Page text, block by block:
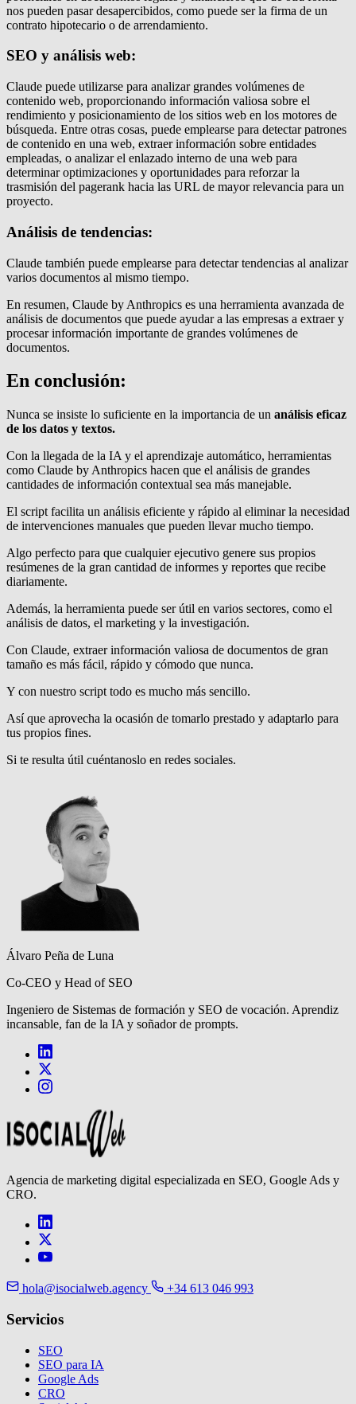
nos pueden pasar desapercibidos, como puede ser la firma de un
contrato hipotecario o de arrendamiento.
SEO y análisis web:
Claude puede utilizarse para analizar grandes volúmenes de
contenido web, proporcionando información valiosa sobre el
rendimiento y posicionamiento de los sitios web en los motores de
búsqueda. Entre otras cosas, puede emplearse para detectar patrones
de contenido en una web, extraer información sobre entidades
empleadas, o analizar el enlazado interno de una web para
determinar optimizaciones y oportunidades para reforzar la
trasmisión del pagerank hacia las URL de mayor relevancia para un
proyecto.
Análisis de tendencias:
Claude también puede emplearse para detectar tendencias al analizar
varios documentos al mismo tiempo.
En resumen, Claude by Anthropics es una herramienta avanzada de
análisis de documentos que puede ayudar a las empresas a extraer y
procesar información importante de grandes volúmenes de
documentos.
En conclusión:
Nunca se insiste lo suficiente en la importancia de un análisis eficaz
de los datos y textos.
Con la llegada de la IA y el aprendizaje automático, herramientas
como Claude by Anthropics hacen que el análisis de grandes
cantidades de información contextual sea más manejable.
El script facilita un análisis eficiente y rápido al eliminar la necesidad
de intervenciones manuales que pueden llevar mucho tiempo.
Algo perfecto para que cualquier ejecutivo genere sus propios
resúmenes de la gran cantidad de informes y reportes que recibe
diariamente.
Además, la herramienta puede ser útil en varios sectores, como el
análisis de datos, el marketing y la investigación.
Con Claude, extraer información valiosa de documentos de gran
tamaño es más fácil, rápido y cómodo que nunca.
Y con nuestro script todo es mucho más sencillo.
Así que aprovecha la ocasión de tomarlo prestado y adaptarlo para
tus propios fines.
Si te resulta útil cuéntanoslo en redes sociales.
Álvaro Peña de Luna
Co-CEO y Head of SEO
Ingeniero de Sistemas de formación y SEO de vocación. Aprendiz
incansable, fan de la IA y soñador de prompts.
Agencia de marketing digital especializada en SEO, Google Ads y
CRO.
hola@isocialweb.agency +34 613 046 993
Servicios
SEO
SEO para IA
Google Ads
CRO